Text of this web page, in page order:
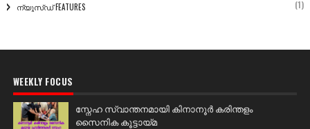
ന്യൂസ്ഡ് FEATURES (1)
WEEKLY FOCUS
സ്നേഹ സ്വാന്തനമായി കിനാനൂർ കരിന്തളം
സൈനിക കൂട്ടായ്മ